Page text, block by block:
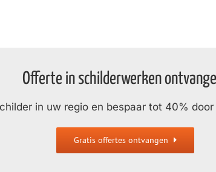
Offerte in schilderwerken
in uw regio en bespaar tot 40%
Gratis offertes ontvangen